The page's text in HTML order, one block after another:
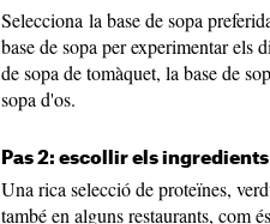
Selecciona la base de sopa
base de sopa per experimentar els
de sopa de tomàquet, la base de
sopa d'os.
Pas 2: escollir els ingredients
Una rica selecció de proteïnes,
també en alguns restaurants, com